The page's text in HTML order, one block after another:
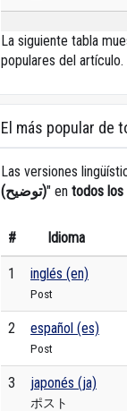
La siguiente tabla
populares del artículo.
El más popular de
Las versiones
(توضيح)" en todos
# Idioma
1 inglés (en)
Post
2 español (es)
Post
3 japonés (ja)
ポスト